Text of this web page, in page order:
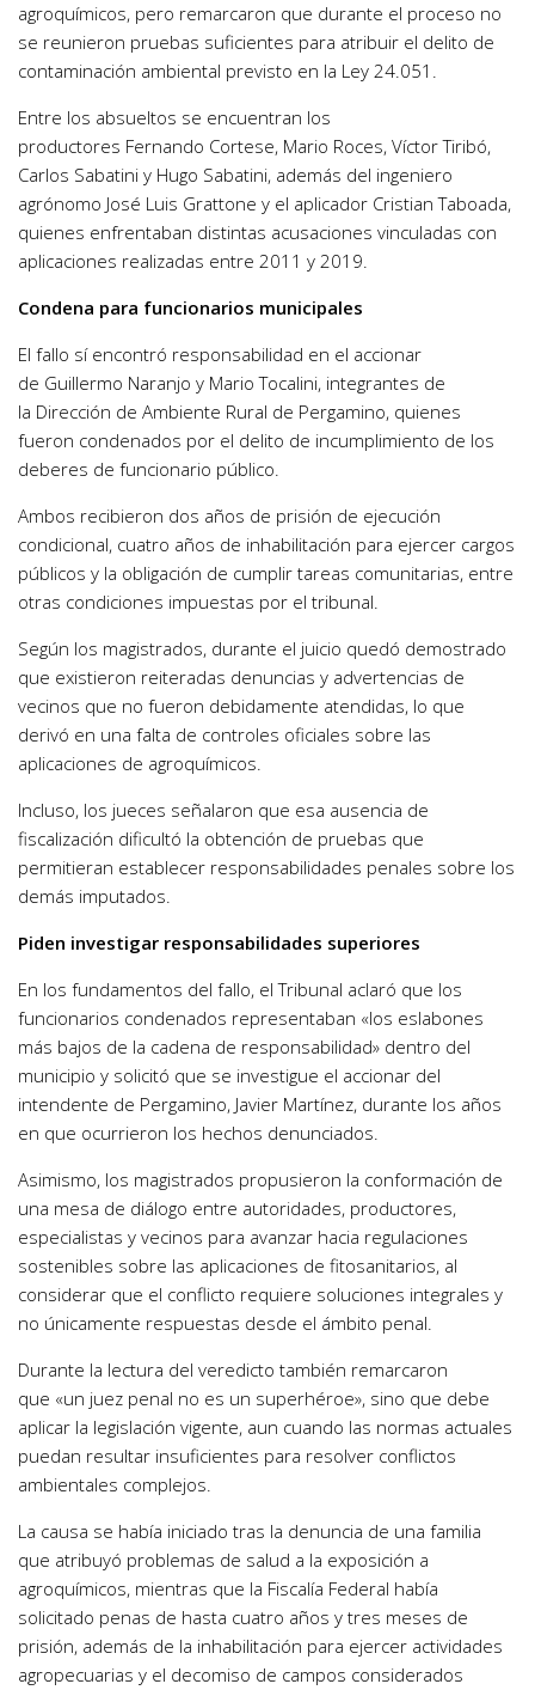
agroquímicos, pero remarcaron que durante el proceso no
se reunieron pruebas suficientes para atribuir el delito de
contaminación ambiental previsto en la Ley 24.051.
Entre los absueltos se encuentran los
productores Fernando Cortese, Mario Roces, Víctor Tiribó,
Carlos Sabatini y Hugo Sabatini, además del ingeniero
agrónomo José Luis Grattone y el aplicador Cristian Taboada,
quienes enfrentaban distintas acusaciones vinculadas con
aplicaciones realizadas entre 2011 y 2019.
Condena para funcionarios municipales
El fallo sí encontró responsabilidad en el accionar
de Guillermo Naranjo y Mario Tocalini, integrantes de
la Dirección de Ambiente Rural de Pergamino, quienes
fueron condenados por el delito de incumplimiento de los
deberes de funcionario público.
Ambos recibieron dos años de prisión de ejecución
condicional, cuatro años de inhabilitación para ejercer cargos
públicos y la obligación de cumplir tareas comunitarias, entre
otras condiciones impuestas por el tribunal.
Según los magistrados, durante el juicio quedó demostrado
que existieron reiteradas denuncias y advertencias de
vecinos que no fueron debidamente atendidas, lo que
derivó en una falta de controles oficiales sobre las
aplicaciones de agroquímicos.
Incluso, los jueces señalaron que esa ausencia de
fiscalización dificultó la obtención de pruebas que
permitieran establecer responsabilidades penales sobre los
demás imputados.
Piden investigar responsabilidades superiores
En los fundamentos del fallo, el Tribunal aclaró que los
funcionarios condenados representaban «los eslabones
más bajos de la cadena de responsabilidad» dentro del
municipio y solicitó que se investigue el accionar del
intendente de Pergamino, Javier Martínez, durante los años
en que ocurrieron los hechos denunciados.
Asimismo, los magistrados propusieron la conformación de
una mesa de diálogo entre autoridades, productores,
especialistas y vecinos para avanzar hacia regulaciones
sostenibles sobre las aplicaciones de fitosanitarios, al
considerar que el conflicto requiere soluciones integrales y
no únicamente respuestas desde el ámbito penal.
Durante la lectura del veredicto también remarcaron
que «un juez penal no es un superhéroe», sino que debe
aplicar la legislación vigente, aun cuando las normas actuales
puedan resultar insuficientes para resolver conflictos
ambientales complejos.
La causa se había iniciado tras la denuncia de una familia
que atribuyó problemas de salud a la exposición a
agroquímicos, mientras que la Fiscalía Federal había
solicitado penas de hasta cuatro años y tres meses de
prisión, además de la inhabilitación para ejercer actividades
agropecuarias y el decomiso de campos considerados